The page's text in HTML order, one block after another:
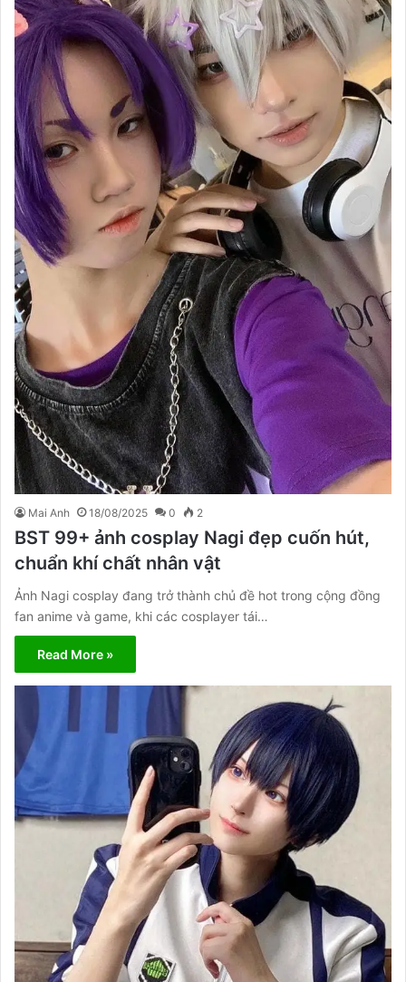
Mai Anh 18/08/2025 0 2
BST 99+ ảnh cosplay Nagi đẹp cuốn hút,
chuẩn khí chất nhân vật
Ảnh Nagi cosplay đang trở thành chủ đề hot trong cộng đồng
fan anime và game, khi các cosplayer tái…
Read More »